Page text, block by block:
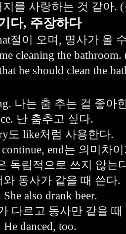
지를 사랑하는 것 같아.
다, 주장하다
절이 오며, 명사가 올
cleaning the bathroom.
he should clean the
나는 춤 추는 걸 좋아
난 춤추고 싶다.
도 like처럼 사용한다.
continue, end는 의미차
독립적으로 쓰지 않는
와 동사가 같을 때 쓴다.
She also drank beer.
다르고 동사만 같을 때
He danced, too.